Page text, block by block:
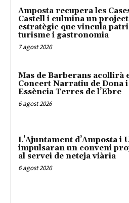
Amposta recupera les
Castell i culmina un
estratègic que vincula
turisme i gastronomia
7 agost 2026
Mas de Barberans acollirà
Concert Narratiu de Dona i
Essència Terres de l’Ebre
6 agost 2026
L’Ajuntament d’Amposta i
impulsaran un conveni
al servei de neteja viària
6 agost 2026